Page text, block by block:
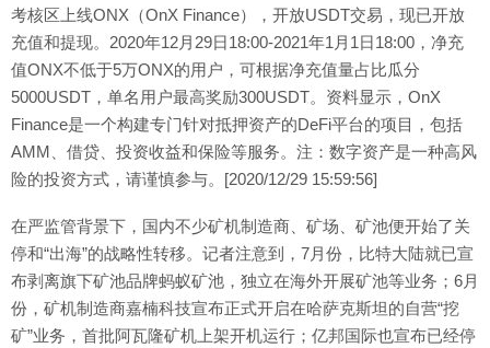
考核区上线ONX（OnX Finance），开放USDT交易，现已开放
充值和提现。2020年12月29日18:00-2021年1月1日18:00，净充
值ONX不低于5万ONX的用户，可根据净充值量占比瓜分
5000USDT，单名用户最高奖励300USDT。资料显示，OnX
Finance是一个构建专门针对抵押资产的DeFi平台的项目，包括
AMM、借贷、投资收益和保险等服务。注：数字资产是一种高风
险的投资方式，请谨慎参与。[2020/12/29 15:59:56]
在严监管背景下，国内不少矿机制造商、矿场、矿池便开始了关
停和“出海”的战略性转移。记者注意到，7月份，比特大陆就已宣
布剥离旗下矿池品牌蚂蚁矿池，独立在海外开展矿池等业务；6月
份，矿机制造商嘉楠科技宣布正式开启在哈萨克斯坦的自营“挖
矿”业务，首批阿瓦隆矿机上架开机运行；亿邦国际也宣布已经停